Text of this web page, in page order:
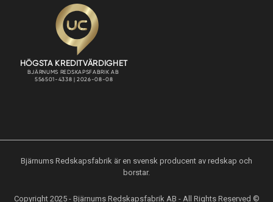
Bjärnums Redskapsfabrik är en svensk producent av redskap och
borstar.
Copyright 2025 - Bjärnums Redskapsfabrik AB - All Rights Reserved ©